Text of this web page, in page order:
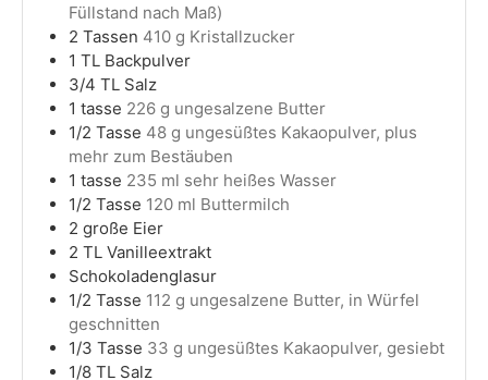
Füllstand nach Maß)
2 Tassen 410 g Kristallzucker
1 TL Backpulver
3/4 TL Salz
1 tasse 226 g ungesalzene Butter
1/2 Tasse 48 g ungesüßtes Kakaopulver, plus
mehr zum Bestäuben
1 tasse 235 ml sehr heißes Wasser
1/2 Tasse 120 ml Buttermilch
2 große Eier
2 TL Vanilleextrakt
Schokoladenglasur
1/2 Tasse 112 g ungesalzene Butter, in Würfel
geschnitten
1/3 Tasse 33 g ungesüßtes Kakaopulver, gesiebt
1/8 TL Salz